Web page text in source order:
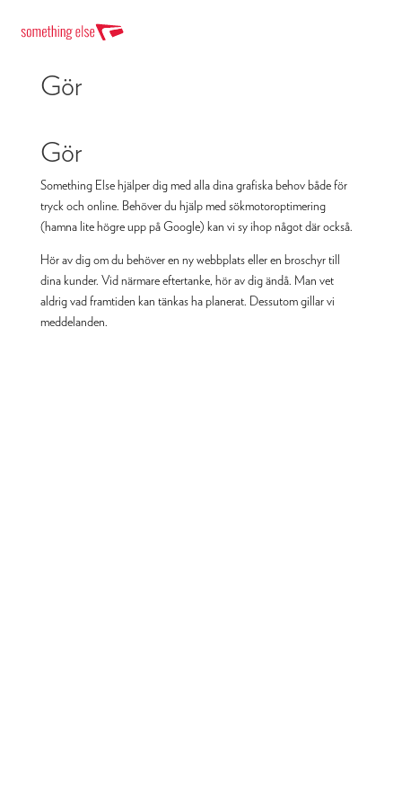
Gör
Gör
Something Else hjälper dig med alla dina grafiska behov både för
tryck och online. Behöver du hjälp med sökmotoroptimering
(hamna lite högre upp på Google) kan vi sy ihop något där också.
Hör av digom du behöver en ny webbplats eller en broschyr till
dina kunder. Vid närmare eftertanke, hör av dig ändå. Man vet
aldrig vad framtiden kan tänkas ha planerat. Dessutom gillar vi
meddelanden.